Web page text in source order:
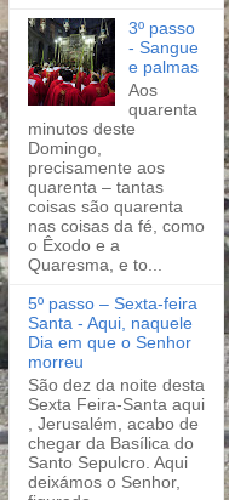
3º passo
- Sangue
e palmas
Aos
quarenta
minutos deste
Domingo,
precisamente aos
quarenta – tantas
coisas são quarenta
nas coisas da fé, como
o Êxodo e a
Quaresma, e to...
5º passo – Sexta-feira
Santa - Aqui, naquele
Dia em que o Senhor
morreu
São dez da noite desta
Sexta Feira-Santa aqui
, Jerusalém, acabo de
chegar da Basílica do
Santo Sepulcro. Aqui
deixámos o Senhor,